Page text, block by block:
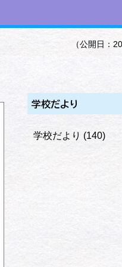
（公開日：
学校だより
学校だより (140)